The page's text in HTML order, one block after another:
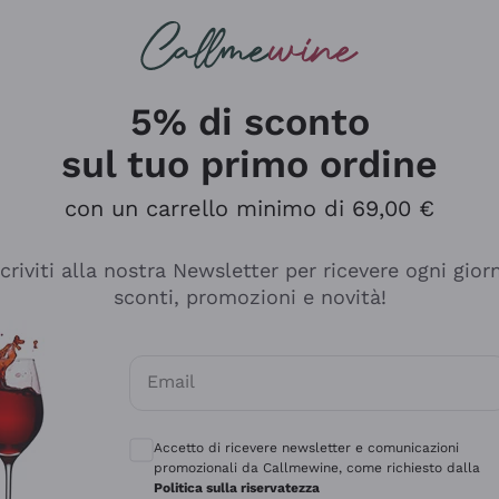
è male ma secondo me ci sono alternative che
5% di sconto
sul tuo primo ordine
con un carrello minimo di 69,00 €
alla nostra Newsletter per ricevere ogni
sconti, promozioni e novità!
Email
Accetto di ricevere newsletter e comunicazioni
promozionali da Callmewine, come richiesto dalla
Politica sulla riservatezza